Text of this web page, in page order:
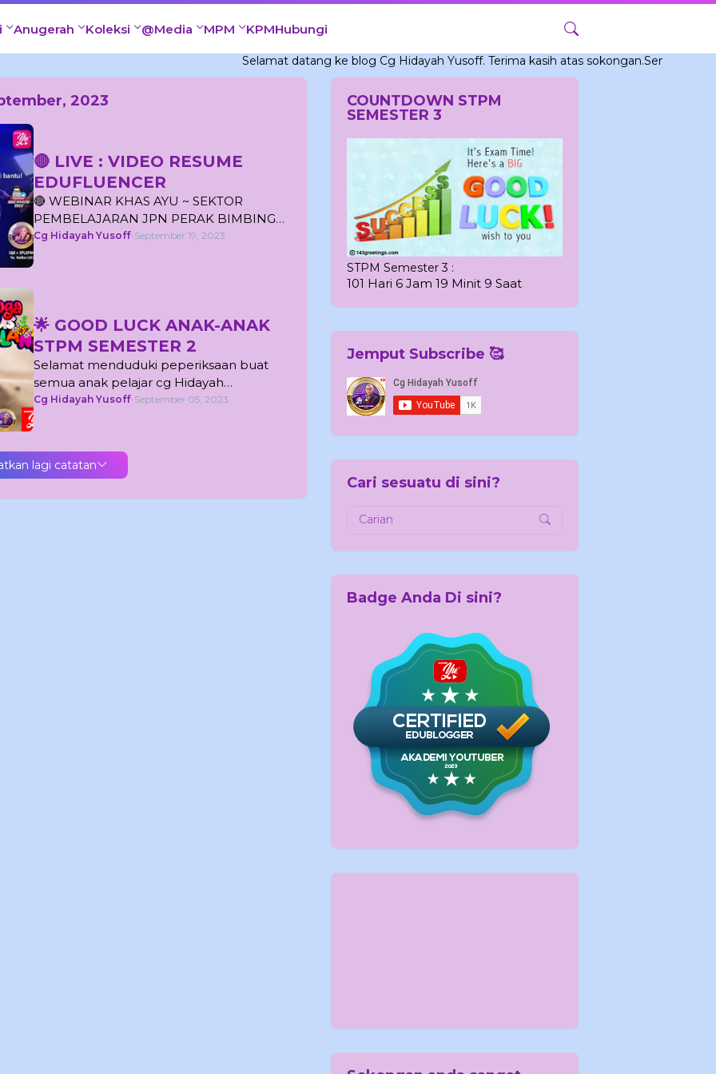
Anugerah Koleksi @Media MPM KPMHubungi
Selamat datang ke blog Cg Hidayah Yusoff. Terima kasih atas sokongan.Semoga bermanfaat
2023
🔴 LIVE : VIDEO RESUME
EDUFLUENCER
🔴 WEBINAR KHAS AYU ~ SEKTOR
PEMBELAJARAN JPN PERAK BIMBING…
Cg Hidayah Yusoff-September 19, 2023
🌟 GOOD LUCK ANAK-ANAK
STPM SEMESTER 2
Selamat menduduki peperiksaan buat
semua anak pelajar cg Hidayah…
Cg Hidayah Yusoff-September 05, 2023
lagi catatan
COUNTDOWN STPM
SEMESTER 3
STPM Semester 3 :
101 Hari 6 Jam 19 Minit 8 Saat
Jemput Subscribe 🥰
Cari sesuatu di sini?
Badge Anda Di sini?